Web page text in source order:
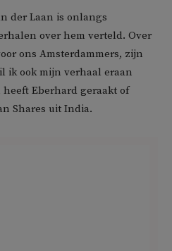
der Laan is onlangs
over hem verteld. Over
ons Amsterdammers, zijn
ik ook mijn verhaal eraan
Eberhard geraakt of
Shares uit India.